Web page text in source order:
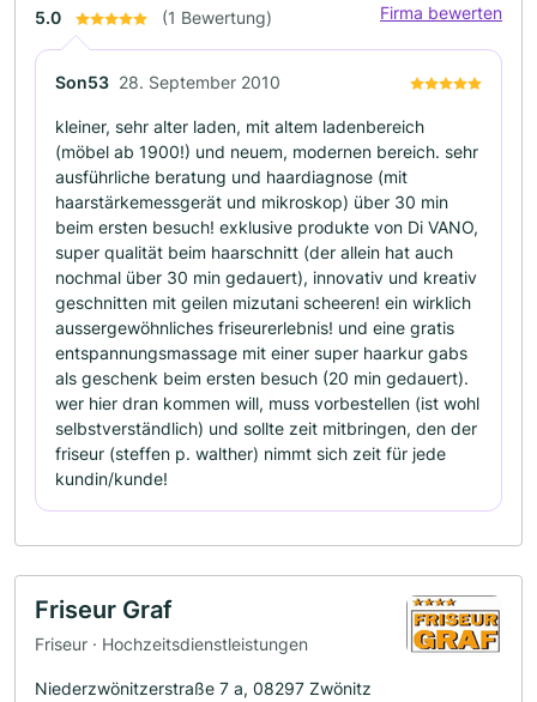
5.0 (1 Bewertung) Firma bewerten
Son53 28. September 2010
kleiner, sehr alter laden, mit altem ladenbereich
(möbel ab 1900!) und neuem, modernen bereich. sehr
ausführliche beratung und haardiagnose (mit
haarstärkemessgerät und mikroskop) über 30 min
beim ersten besuch! exklusive produkte von Di VANO,
super qualität beim haarschnitt (der allein hat auch
nochmal über 30 min gedauert), innovativ und kreativ
geschnitten mit geilen mizutani scheeren! ein wirklich
aussergewöhnliches friseurerlebnis! und eine gratis
entspannungsmassage mit einer super haarkur gabs
als geschenk beim ersten besuch (20 min gedauert).
wer hier dran kommen will, muss vorbestellen (ist wohl
selbstverständlich) und sollte zeit mitbringen, den der
friseur (steffen p. walther) nimmt sich zeit für jede
kundin/kunde!
Friseur Graf
Friseur · Hochzeitsdienstleistungen
Niederzwönitzerstraße 7 a, 08297 Zwönitz